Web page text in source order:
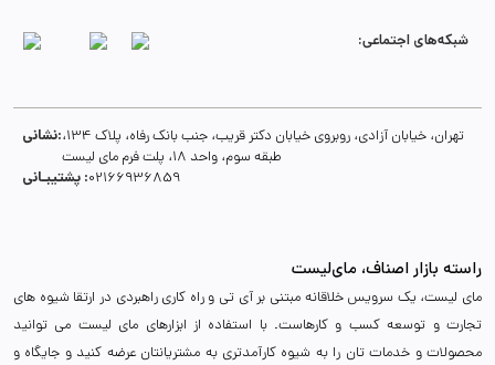
شبکه‌های اجتماعی:
نشانی:تهران، خیابان آزادی، روبروی خیابان دکتر قریب، جنب بانک رفاه، پلاک 134،
طبقه سوم، واحد 18، پلت فرم مای لیست
پشتیبـانی :02166936859
راسته بازار اصناف، مای‌لیست
مای لیست، یک سرویس خلاقانه مبتنی بر آی تی و راه کاری راهبردی در ارتقا شیوه های
تجارت و توسعه کسب و کارهاست. با استفاده از ابزارهای مای لیست می توانید
محصولات و خدمات تان را به شیوه کارآمدتری به مشتریانتان عرضه کنید و جایگاه و